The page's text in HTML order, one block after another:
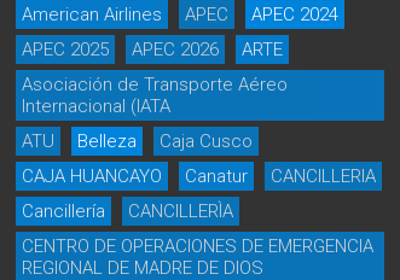
American Airlines
APEC
APEC 2024
APEC 2025
APEC 2026
ARTE
Asociación de Transporte Aéreo
Internacional (IATA
ATU
Belleza
Caja Cusco
CAJA HUANCAYO
Canatur
CANCILLERIA
Cancillería
CANCILLERÌA
CENTRO DE OPERACIONES DE EMERGENCIA
REGIONAL DE MADRE DE DIOS